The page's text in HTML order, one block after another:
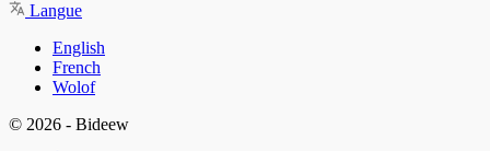
Langue
English
French
Wolof
© 2026 - Bideew